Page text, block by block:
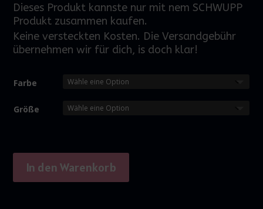
Dieses Produkt kannste nur mit nem SCHWUPP
Produkt zusammen kaufen.
Keine versteckten Kosten. Die Versandgebühr
übernehmen wir für dich, is doch klar!
Farbe
Größe
In den Warenkorb